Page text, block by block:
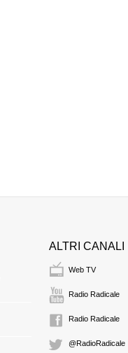
ALTRI CANALI
Web TV
Radio Radicale
Radio Radicale
@RadioRadicale